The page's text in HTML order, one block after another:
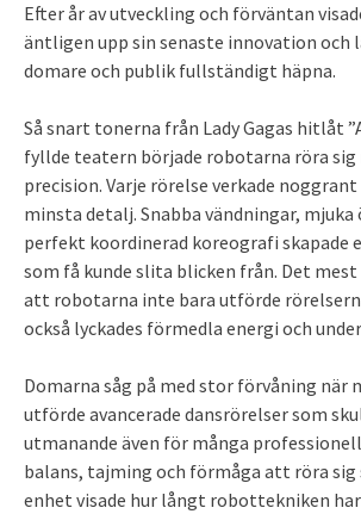
Efter år av utveckling och förväntan
äntligen upp sin senaste innovation och
domare och publik fullständigt häpna.
Så snart tonerna från Lady Gagas hitlåt
fyllde teatern började robotarna röra
precision. Varje rörelse verkade
minsta detalj. Snabba vändningar, mjuka
perfekt koordinerad koreografi skapade
som få kunde slita blicken från. Det
att robotarna inte bara utförde
också lyckades förmedla energi och
Domarna såg på med stor förvåning när
utförde avancerade dansrörelser som
utmanande även för många
balans, tajming och förmåga att röra sig
enhet visade hur långt robottekniken